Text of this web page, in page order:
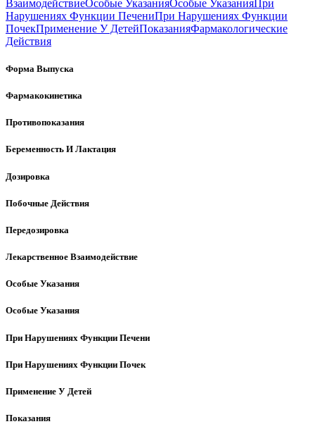
ВзаимодействиеОсобые УказанияОсобые Указания При
Нарушениях Функции ПечениПри Нарушениях Функции
ПочекПрименение У ДетейПоказанияФармакологические
Действия
Форма Выпуска
Фармакокинетика
Противопоказания
Беременность И Лактация
Дозировка
Побочные Действия
Передозировка
Лекарственное Взаимодействие
Особые Указания
Особые Указания
При Нарушениях Функции Печени
При Нарушениях Функции Почек
Применение У Детей
Показания